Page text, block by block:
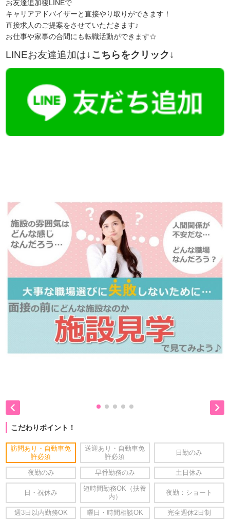
お友達追加後LINEで
キャリアアドバイザーと直接やり取りができます！
直接求人のご提案をさせていただきます♪
お仕事や家事の合間にも転職活動ができます☆
LINEお友達追加は↓こちらをクリック↓
 
こだわりポイント！
訪問あり・自動車免
許必須
送迎あり・自動車免
許必須
日勤のみ
夜勤のみ 早番勤務のみ 土日休み
日・祝休み
短時間勤務OK（扶養
内）
夜勤：ショート
週3日以内勤務OK 曜日・時間相談OK 完全週休2日制